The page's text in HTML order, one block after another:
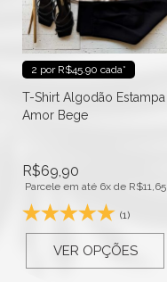
2 por R$45.90 cada*
T-Shirt Algodão Estampa
Urso Bege
R$69,90
Parcele em até 6x de R$11,65
(2)
VER OPÇÕES